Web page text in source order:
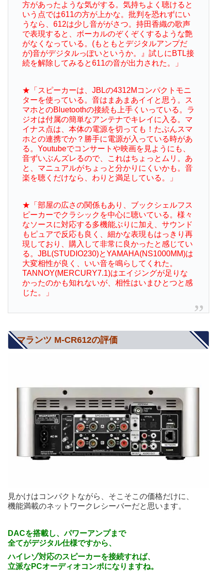
方があったような気がする。気持ちよく聴けると
いう点では611の方が上かな。批判を恐れずにい
うなら、612は少し音ががさつ。持田香織の歌声
で表現すると、ボーカルのぞくぞくするような艶
がなくなっている。(もともとデジタルアンプだ
が)音がデジタルっぽいというか。』試しにBTL接
続を解除してみると611の音が出力された。」
★「スピーカーは、JBLの4312Mコンパクトモニ
ターを使っている。音はまあまあイイと思う。ス
マホとのBluetoothの接続も上手くいっている。ラ
ジオは付属の簡単なアンテナでキレイに入る。マ
イナス点は、本体の電源を切っても！たぶんスマ
ホとの連携でか？勝手に電源が入っている時があ
る。Youtubeでコンサートや映画を見ようにも、
音ずいぶんズレるので、これはちょっとムリ。あ
と、マニュアルがちょっと分かりにくいかも。音
楽を聴くだけなら、わりと満足している。」
★「部屋の広さの関係もあり、ブックシェルフス
ピーカーでクラシックを中心に聴いている。様々
なソースに対応する多機能ぶりに加え、サウンド
もピュアで反応も良く、細かな表現もはっきり再
現しており、購入して非常に良かったと感じてい
る。JBL(STUDIO230)とYAMAHA(NS1000MM)は
大変相性が良く、いい音を鳴らしてくれた。
TANNOY(MERCURY7.1)はエイジングが足りな
かったのかも知れないが、相性はいまひとつと感
じた。」
マランツ M-CR612の評価
見かけはコンパクトながら、そこそこの価格だけに、
機能満載のネットワークレシーバーだと思います。
DACを搭載し、パワーアンプまで
全てがデジタル仕様ですから、
ハイレゾ対応のスピーカーを接続すれば、
立派なPCオーディオコンポになりますね。